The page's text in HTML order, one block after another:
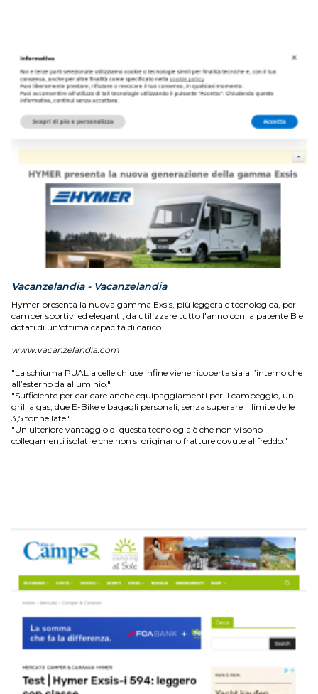
Vacanzelandia - Vacanzelandia
Hymer presenta la nuova gamma Exsis, più leggera e tecnologica, per
camper sportivi ed eleganti, da utilizzare tutto l'anno con la patente B e
dotati di un'ottima capacità di carico.
www.vacanzelandia.com
"La schiuma PUAL a celle chiuse infine viene ricoperta sia all’interno che
all’esterno da alluminio."
"Sufficiente per caricare anche equipaggiamenti per il campeggio, un
grill a gas, due E-Bike e bagagli personali, senza superare il limite delle
3,5 tonnellate."
"Un ulteriore vantaggio di questa tecnologia è che non vi sono
collegamenti isolati e che non si originano fratture dovute al freddo."